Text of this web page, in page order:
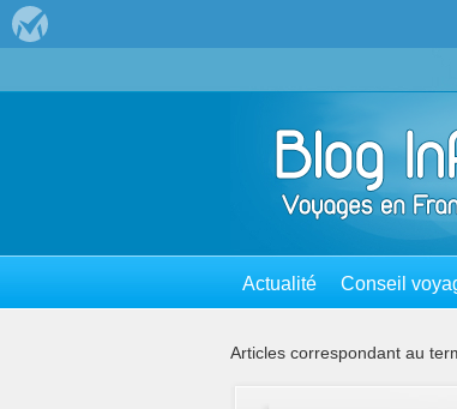
Actualité Conseil
Articles correspondant au